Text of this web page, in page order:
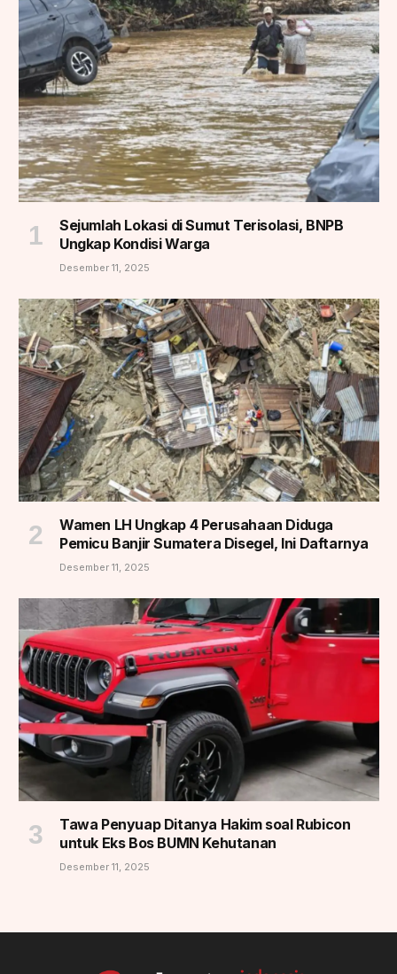
Sejumlah Lokasi di Sumut Terisolasi, BNPB
Ungkap Kondisi Warga
Desember 11, 2025
Wamen LH Ungkap 4 Perusahaan Diduga
Pemicu Banjir Sumatera Disegel, Ini Daftarnya
Desember 11, 2025
Tawa Penyuap Ditanya Hakim soal Rubicon
untuk Eks Bos BUMN Kehutanan
Desember 11, 2025